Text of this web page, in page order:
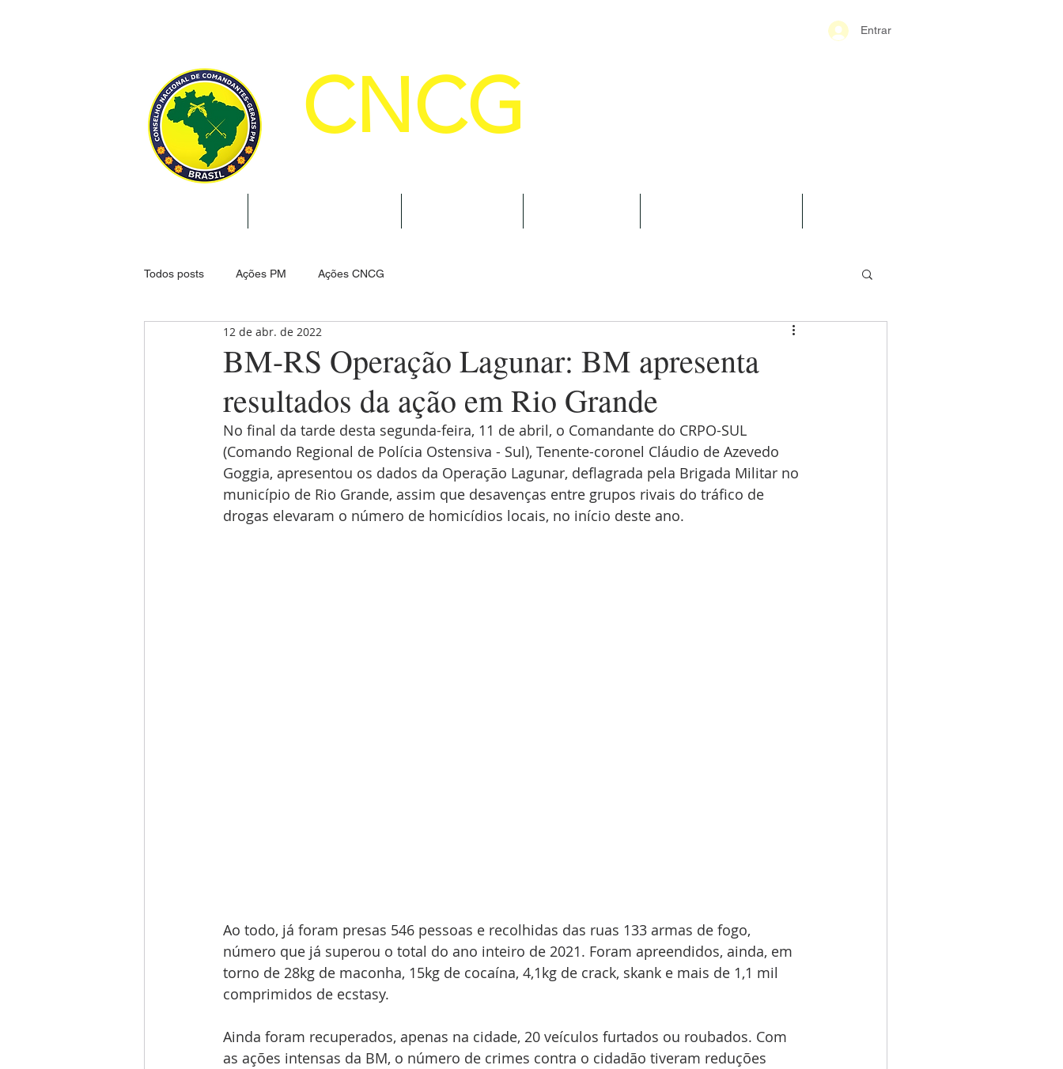
Entrar
CNCG
Todos posts Ações PM Ações CNCG
BM-RS Operação Lagunar: BM apresenta
resultados da ação em Rio Grande
12 de abr. de 2022
No final da tarde desta segunda-feira, 11 de abril, o Comandante do CRPO-SUL
(Comando Regional de Polícia Ostensiva - Sul), Tenente-coronel Cláudio de Azevedo
Goggia, apresentou os dados da Operação Lagunar, deflagrada pela Brigada Militar no
município de Rio Grande, assim que desavenças entre grupos rivais do tráfico de
drogas elevaram o número de homicídios locais, no início deste ano.
Ao todo, já foram presas 546 pessoas e recolhidas das ruas 133 armas de fogo,
número que já superou o total do ano inteiro de 2021. Foram apreendidos, ainda, em
torno de 28kg de maconha, 15kg de cocaína, 4,1kg de crack, skank e mais de 1,1 mil
comprimidos de ecstasy.
Ainda foram recuperados, apenas na cidade, 20 veículos furtados ou roubados. Com
as ações intensas da BM, o número de crimes contra o cidadão tiveram reduções